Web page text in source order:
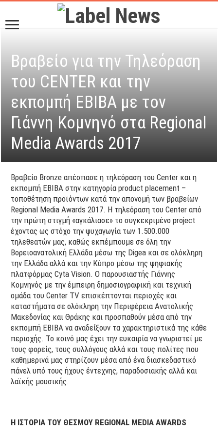
Βραβείο για την Τηλεόραση
του CENTER και την
εκπομπή EBIBA με τον
Γιάννη Κομνηνό στα Regional
Media Awards 2017
Βραβείο Bronze απέσπασε η τηλεόραση του Center και η
εκπομπή ΕΒΙΒΑ στην κατηγορία product placement –
τοποθέτηση προϊόντων κατά την απονομή των βραβείων
Regional Media Awards 2017. Η τηλεόραση του Center από
την πρώτη στιγμή «αγκάλιασε» το συγκεκριμένο project
έχοντας ως στόχο την ψυχαγωγία των 1.500.000
τηλεθεατών μας, καθώς εκπέμπουμε σε όλη την
Βορειοανατολική Ελλάδα μέσω της Digea και σε ολόκληρη
την Ελλάδα αλλά και την Κύπρο μέσω της ψηφιακής
πλατφόρμας Cyta Vision. Ο παρουσιαστής Γιάννης
Κομνηνός με την έμπειρη δημοσιογραφική και τεχνική
ομάδα του Center TV επισκέπτονται περιοχές και
καταστήματα σε ολόκληρη την Περιφέρεια Ανατολικής
Μακεδονίας και Θράκης και προσπαθούν μέσα από την
εκπομπή ΕΒΙΒΑ να αναδείξουν τα χαρακτηριστικά της κάθε
περιοχής. Το κοινό μας έχει την ευκαιρία να γνωριστεί με
τους φορείς, τους συλλόγους αλλά και τους πολίτες που
καθημερινά μας στηρίζουν μέσα από ένα διασκεδαστικό
πάνελ υπό τους ήχους έντεχνης, παραδοσιακής αλλά και
λαϊκής μουσικής.
Η ΙΣΤΟΡΙΑ ΤΟΥ ΘΕΣΜΟΥ REGIONAL MEDIA AWARDS